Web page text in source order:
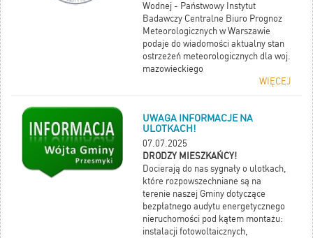
Wodnej - Państwowy Instytut
Badawczy Centralne Biuro Prognoz
Meteorologicznych w Warszawie
podaje do wiadomości aktualny stan
ostrzeżeń meteorologicznych dla woj.
mazowieckiego
WIĘCEJ
UWAGA INFORMACJE NA
ULOTKACH!
07.07.2025
DRODZY MIESZKAŃCY!
Docierają do nas sygnały o ulotkach,
które rozpowszechniane są na
terenie naszej Gminy dotyczące
bezpłatnego audytu energetycznego
nieruchomości pod kątem montażu:
instalacji fotowoltaicznych,